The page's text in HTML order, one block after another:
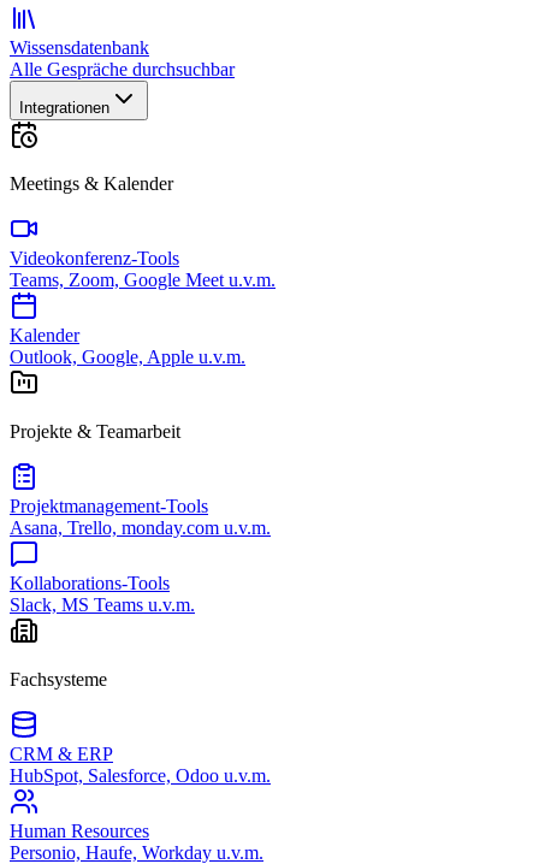
Wissensdatenbank
Alle Gespräche durchsuchbar
Integrationen
Meetings & Kalender
Videokonferenz-Tools
Teams, Zoom, Google Meet u.v.m.
Kalender
Outlook, Google, Apple u.v.m.
Projekte & Teamarbeit
Projektmanagement-Tools
Asana, Trello, monday.com u.v.m.
Kollaborations-Tools
Slack, MS Teams u.v.m.
Fachsysteme
CRM & ERP
HubSpot, Salesforce, Odoo u.v.m.
Human Resources
Personio, Haufe, Workday u.v.m.